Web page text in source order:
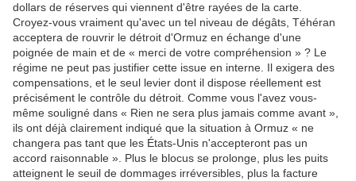
dollars de réserves qui viennent d'être rayées de la carte.
Croyez-vous vraiment qu'avec un tel niveau de dégâts, Téhéran
acceptera de rouvrir le détroit d'Ormuz en échange d'une
poignée de main et de « merci de votre compréhension » ? Le
régime ne peut pas justifier cette issue en interne. Il exigera des
compensations, et le seul levier dont il dispose réellement est
précisément le contrôle du détroit. Comme vous l'avez vous-
même souligné dans « Rien ne sera plus jamais comme avant »,
ils ont déjà clairement indiqué que la situation à Ormuz « ne
changera pas tant que les États-Unis n'accepteront pas un
accord raisonnable ». Plus le blocus se prolonge, plus les puits
atteignent le seuil de dommages irréversibles, plus la facture